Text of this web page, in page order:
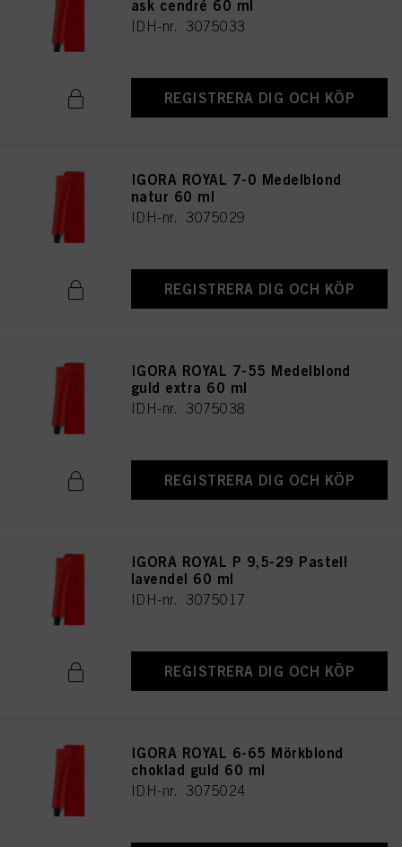
ask cendré 60 ml
IDH-nr. 3075033
REGISTRERA DIG OCH KÖP
IGORA ROYAL 7-0 Medelblond
natur 60 ml
IDH-nr. 3075029
REGISTRERA DIG OCH KÖP
IGORA ROYAL 7-55 Medelblond
guld extra 60 ml
IDH-nr. 3075038
REGISTRERA DIG OCH KÖP
IGORA ROYAL P 9,5-29 Pastell
lavendel 60 ml
IDH-nr. 3075017
REGISTRERA DIG OCH KÖP
IGORA ROYAL 6-65 Mörkblond
choklad guld 60 ml
IDH-nr. 3075024